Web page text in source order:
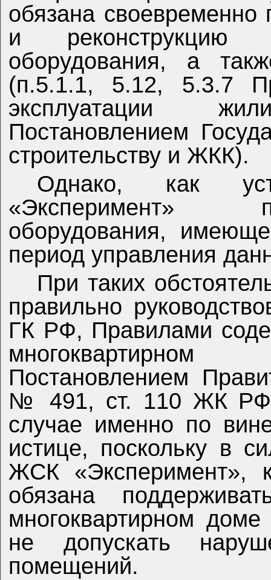
обязана своевременно
и
оборудования, а
(п.5.1.1, 5.12, 5.3.7
эксплуатации
Постановлением
строительству и ЖКК).
Однако, как
«Эксперимент»
оборудования,
период управления
При таких
правильно
ГК РФ, Правилами
Постановлением
№ 491, ст. 110 ЖК РФ
случае именно по
истице, поскольку в
ЖСК «Эксперимент»,
обязана
многоквартирном
не допускать
помещений.